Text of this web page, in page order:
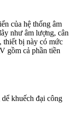
của hệ thống âm
như âm lượng, cân
thiết bị này có mức
gồm cả phần tiền
khuếch đại công